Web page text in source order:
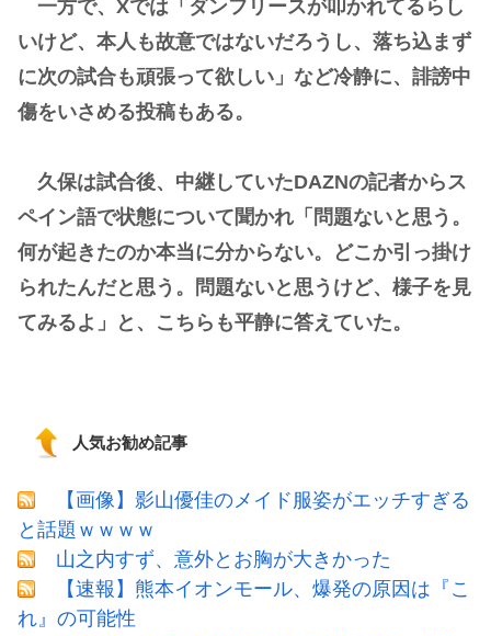
一方で、Xでは「ダンフリースが叩かれてるらし
いけど、本人も故意ではないだろうし、落ち込まず
に次の試合も頑張って欲しい」など冷静に、誹謗中
傷をいさめる投稿もある。
久保は試合後、中継していたDAZNの記者からス
ペイン語で状態について聞かれ「問題ないと思う。
何が起きたのか本当に分からない。どこか引っ掛け
られたんだと思う。問題ないと思うけど、様子を見
てみるよ」と、こちらも平静に答えていた。
人気お勧め記事
【画像】影山優佳のメイド服姿がエッチすぎる
と話題ｗｗｗｗ
山之内すず、意外とお胸が大きかった
【速報】熊本イオンモール、爆発の原因は『こ
れ』の可能性